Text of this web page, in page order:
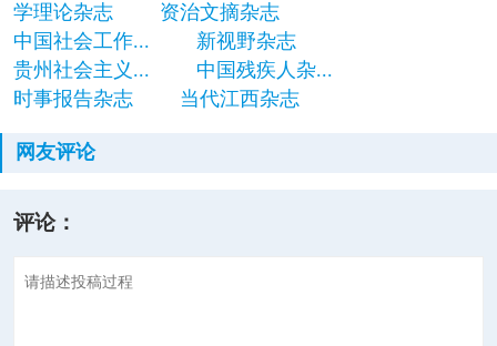
学理论杂志
资治文摘杂志
中国社会工作...
新视野杂志
贵州社会主义...
中国残疾人杂...
时事报告杂志
当代江西杂志
网友评论
评论：